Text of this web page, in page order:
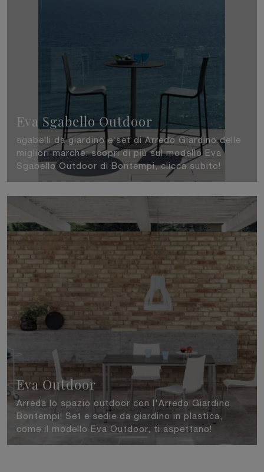
Eva Sgabello Outdoor
sgabelli da giardino e set di Arredo Giardino delle
migliori marche: scopri di più sul modello Eva
Sgabello Outdoor di Bontempi, clicca subito!
Eva Outdoor
Arreda lo spazio outdoor con l'Arredo Giardino
Bontempi! Set e sedie da giardino in plastica,
come il modello Eva Outdoor, ti aspettano!